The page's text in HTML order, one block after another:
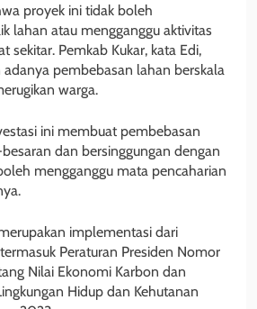
proyek ini tidak boleh
lahan atau mengganggu aktivitas
sekitar. Pemkab Kukar, kata Edi,
pembebasan lahan berskala
warga.
ini membuat pembebasan
dan bersinggungan dengan
mengganggu mata pencaharian
implementasi dari
Peraturan Presiden Nomor
Nilai Ekonomi Karbon dan
Hidup dan Kehutanan